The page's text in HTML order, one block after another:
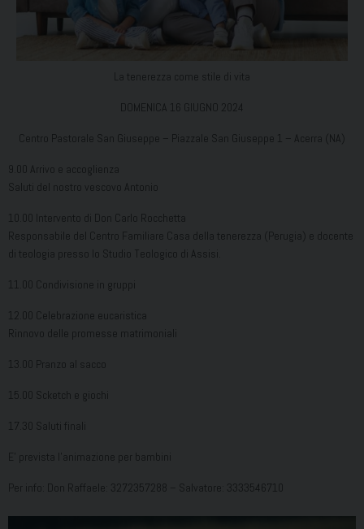
La tenerezza come stile di vita
DOMENICA 16 GIUGNO 2024
Centro Pastorale San Giuseppe – Piazzale San Giuseppe 1 – Acerra (NA)
9.00 Arrivo e accoglienza
Saluti del nostro vescovo Antonio
10.00 Intervento di Don Carlo Rocchetta
Responsabile del Centro Familiare Casa della tenerezza (Perugia) e docente
di teologia presso lo Studio Teologico di Assisi.
11.00 Condivisione in gruppi
12.00 Celebrazione eucaristica
Rinnovo delle promesse matrimoniali
13.00 Pranzo al sacco
15.00 Scketch e giochi
17.30 Saluti finali
E’ prevista l’animazione per bambini
Per info: Don Raffaele: 3272357288 – Salvatore: 3333546710